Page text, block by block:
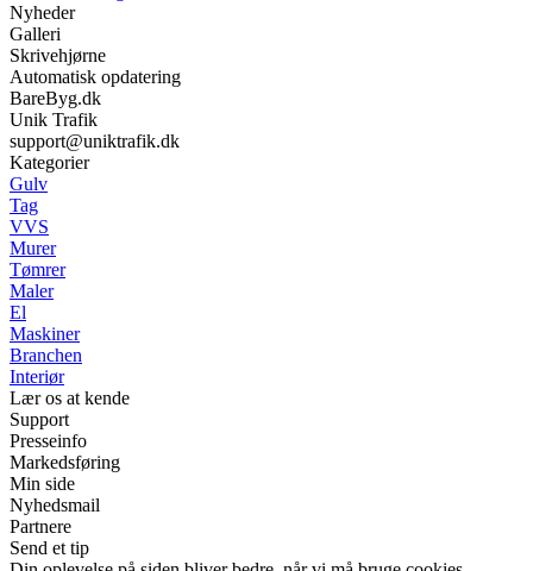
Nyheder
Galleri
Skrivehjørne
Automatisk opdatering
BareByg.dk
Unik Trafik
support@uniktrafik.dk
Kategorier
Gulv
Tag
VVS
Murer
Tømrer
Maler
El
Maskiner
Branchen
Interiør
Lær os at kende
Support
Presseinfo
Markedsføring
Min side
Nyhedsmail
Partnere
Send et tip